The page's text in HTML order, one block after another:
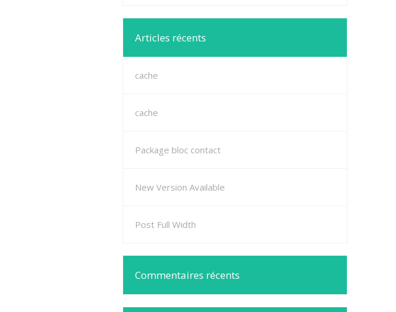
Articles récents
cache
cache
Package bloc contact
New Version Available
Post Full Width
Commentaires récents